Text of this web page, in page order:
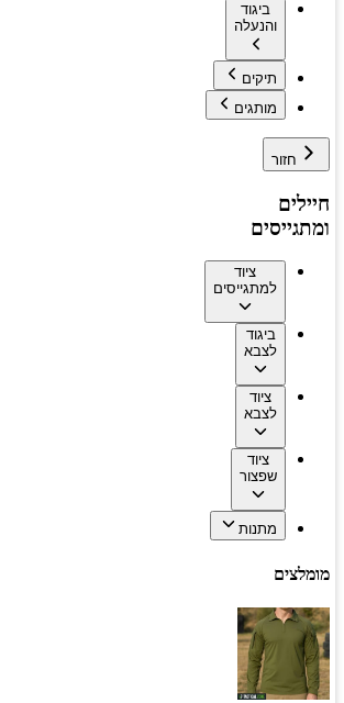
ביגוד
והנעלה
תיקים
מותגים
חזור
חיילים
ומתגייסים
ציוד
למתגייסים
ביגוד
לצבא
ציוד
לצבא
ציוד
שפצור
מתנות
מומלצים